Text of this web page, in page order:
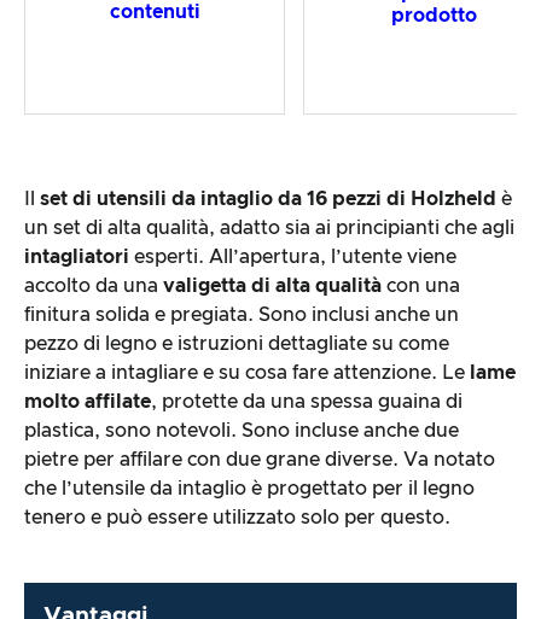
contenuti
prodotto
set di utensili da intaglio da 16 pezzi di Holzheld è
un set di alta qualità, adatto sia ai principianti che agli
intagliatori esperti. All’apertura, l’utente viene
accolto da una valigetta di alta qualità con una
finitura solida e pregiata. Sono inclusi anche un
pezzo di legno e istruzioni dettagliate su come
iniziare a intagliare e su cosa fare attenzione. Le lame
molto affilate, protette da una spessa guaina di
plastica, sono notevoli. Sono incluse anche due
pietre per affilare con due grane diverse. Va notato
che l’utensile da intaglio è progettato per il legno
tenero e può essere utilizzato solo per questo.